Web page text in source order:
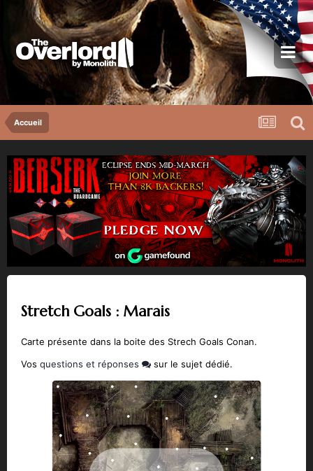
Accueil
Stretch Goals : Marais
Carte présente dans la boite des Strech Goals Conan.
Vos questions et réponses sur le sujet dédié.